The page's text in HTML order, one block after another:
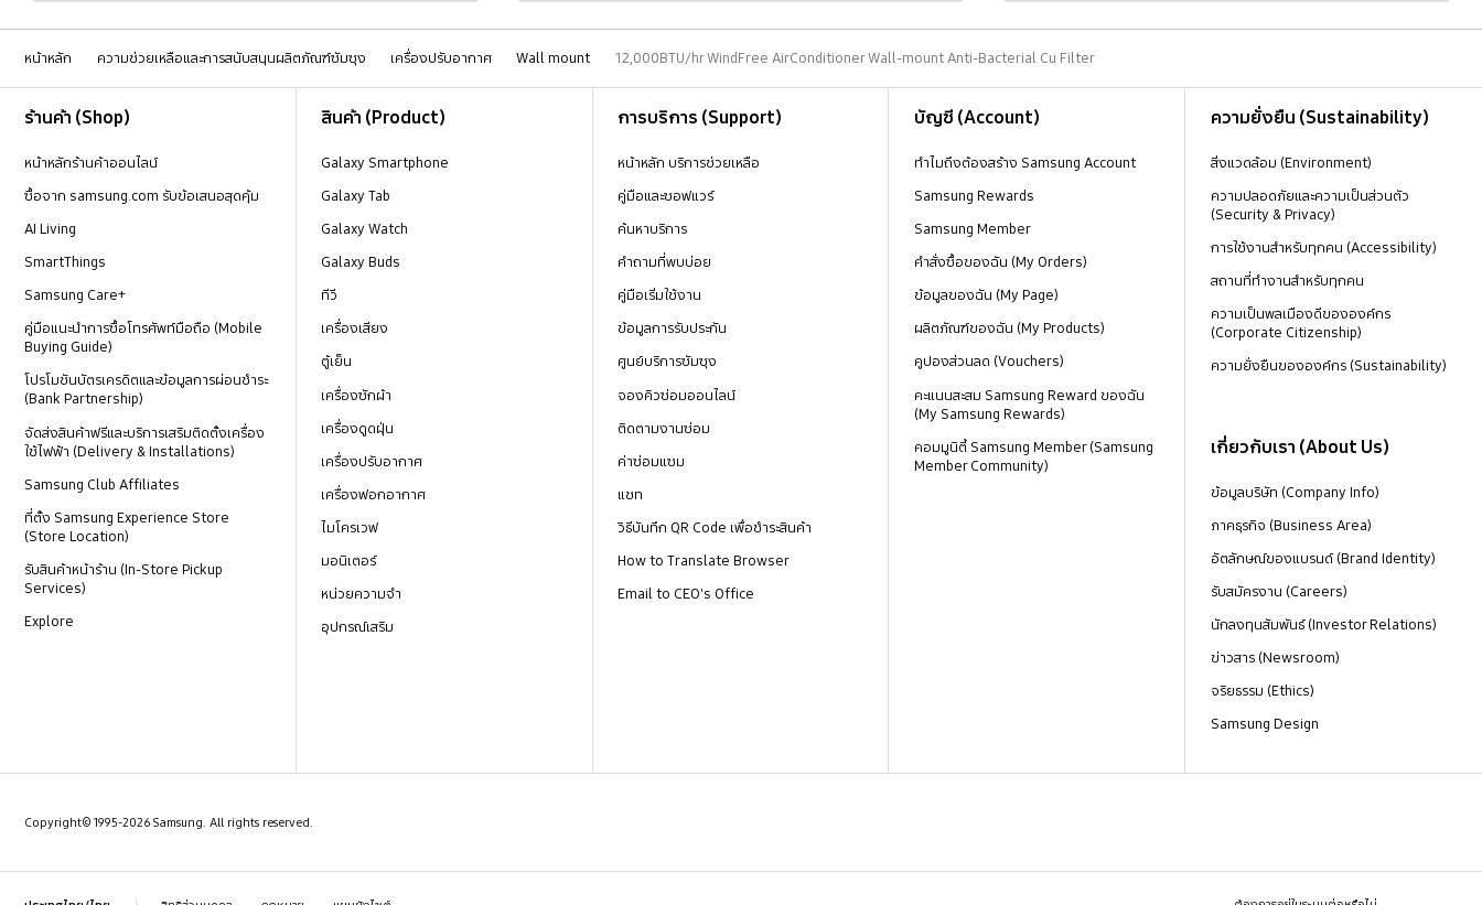
หน้าหลัก ความช่วยเหลือและการสนับสนุนผลิตภัณฑ์ซัมซุง เครื่องปรับอากาศ Wall mount 12,000BTU/hr WindFree AirConditioner Wall-mount Anti-Bacterial Cu Filter
ร้านค้า (Shop)
หน้าหลักร้านค้าออนไลน์
ซื้อจาก samsung.com รับข้อเสนอสุดคุ้ม
AI Living
SmartThings
Samsung Care+
คู่มือแนะนำการซื้อโทรศัพท์มือถือ (Mobile
Buying Guide)
โปรโมชันบัตรเครดิตและข้อมูลการผ่อนชำระ
(Bank Partnership)
จัดส่งสินค้าฟรีและบริการเสริมติดตั้งเครื่อง
ใช้ไฟฟ้า (Delivery & Installations)
Samsung Club Affiliates
ที่ตั้ง Samsung Experience Store
(Store Location)
รับสินค้าหน้าร้าน (In-Store Pickup
Services)
Explore
สินค้า (Product)
Galaxy Smartphone
Galaxy Tab
Galaxy Watch
Galaxy Buds
ทีวี
เครื่องเสียง
ตู้เย็น
เครื่องซักผ้า
เครื่องดูดฝุ่น
เครื่องปรับอากาศ
เครื่องฟอกอากาศ
ไมโครเวฟ
มอนิเตอร์
หน่วยความจำ
อุปกรณ์เสริม
การบริการ (Support)
หน้าหลัก บริการช่วยเหลือ
คู่มือและซอฟแวร์
ค้นหาบริการ
คำถามที่พบบ่อย
คู่มือเริ่มใช้งาน
ข้อมูลการรับประกัน
ศูนย์บริการซัมซุง
จองคิวซ่อมออนไลน์
ติดตามงานซ่อม
ค่าซ่อมแซม
แชท
วิธีบันทึก QR Code เพื่อชำระสินค้า
How to Translate Browser
Email to CEO's Office
บัญชี (Account)
ทำไมถึงต้องสร้าง Samsung Account
Samsung Rewards
Samsung Member
คำสั่งซื้อของฉัน (My Orders)
ข้อมูลของฉัน (My Page)
ผลิตภัณฑ์ของฉัน (My Products)
คูปองส่วนลด (Vouchers)
คะแนนสะสม Samsung Reward ของฉัน
(My Samsung Rewards)
คอมมูนิตี้ Samsung Member (Samsung
Member Community)
ความยั่งยืน (Sustainability)
สิ่งแวดล้อม (Environment)
ความปลอดภัยและความเป็นส่วนตัว
(Security & Privacy)
การใช้งานสำหรับทุกคน (Accessibility)
สถานที่ทำงานสำหรับทุกคน
ความเป็นพลเมืองดีขององค์กร
(Corporate Citizenship)
ความยั่งยืนขององค์กร (Sustainability)
เกี่ยวกับเรา (About Us)
ข้อมูลบริษัท (Company Info)
ภาคธุรกิจ (Business Area)
อัตลักษณ์ของแบรนด์ (Brand Identity)
รับสมัครงาน (Careers)
นักลงทุนสัมพันธ์ (Investor Relations)
ข่าวสาร (Newsroom)
จริยธรรม (Ethics)
Samsung Design
Copyright© 1995-2026 Samsung. All rights reserved.